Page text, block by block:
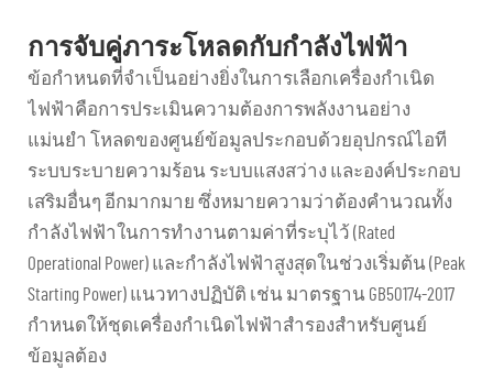
การจับคู่ภาระโหลดกับกำลังไฟฟ้า
ข้อกำหนดที่จำเป็นอย่างยิ่งในการเลือกเครื่องกำเนิด
ไฟฟ้าคือการประเมินความต้องการพลังงานอย่าง
แม่นยำ โหลดของศูนย์ข้อมูลประกอบด้วยอุปกรณ์ไอที
ระบบระบายความร้อน ระบบแสงสว่าง และองค์ประกอบ
เสริมอื่นๆ อีกมากมาย ซึ่งหมายความว่าต้องคำนวณทั้ง
กำลังไฟฟ้าในการทำงานตามค่าที่ระบุไว้ (Rated
Operational Power) และกำลังไฟฟ้าสูงสุดในช่วงเริ่มต้น (Peak
Starting Power) แนวทางปฏิบัติ เช่น มาตรฐาน GB50174-2017
กำหนดให้ชุดเครื่องกำเนิดไฟฟ้าสำรองสำหรับศูนย์
ข้อมูลต้อง